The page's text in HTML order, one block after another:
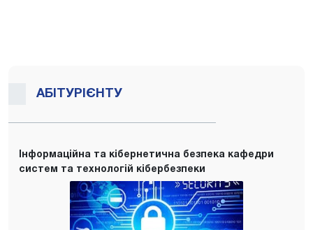
АБІТУРІЄНТУ
Інформаційна та кібернетична безпека кафедри
систем та технологій кібербезпеки